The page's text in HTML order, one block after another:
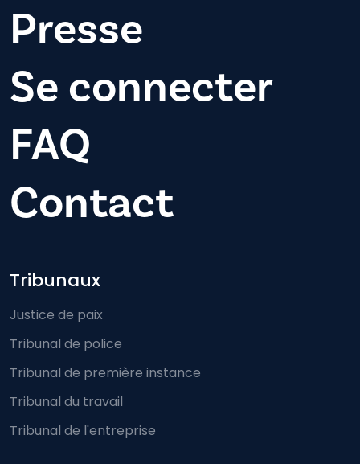
Presse
Se connecter
FAQ
Contact
Footer-menu
Tribunaux
Justice de paix
Tribunal de police
Tribunal de première instance
Tribunal du travail
Tribunal de l'entreprise